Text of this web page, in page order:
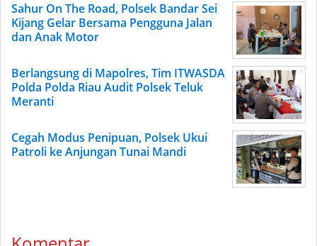
Sahur On The Road, Polsek Bandar Sei
Kijang Gelar Bersama Pengguna Jalan
dan Anak Motor
Berlangsung di Mapolres, Tim ITWASDA
Polda Polda Riau Audit Polsek Teluk
Meranti
Cegah Modus Penipuan, Polsek Ukui
Patroli ke Anjungan Tunai Mandi